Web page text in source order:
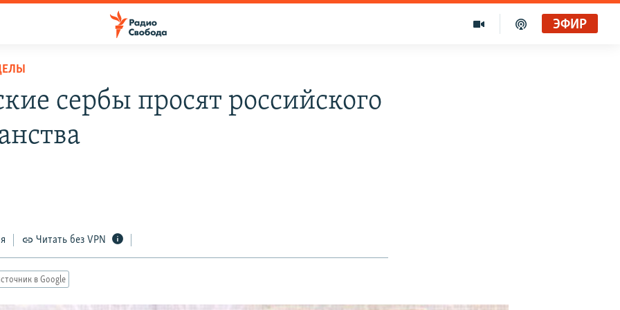
ЭФИР
сербы просят российского
Читать без VPN
в Google